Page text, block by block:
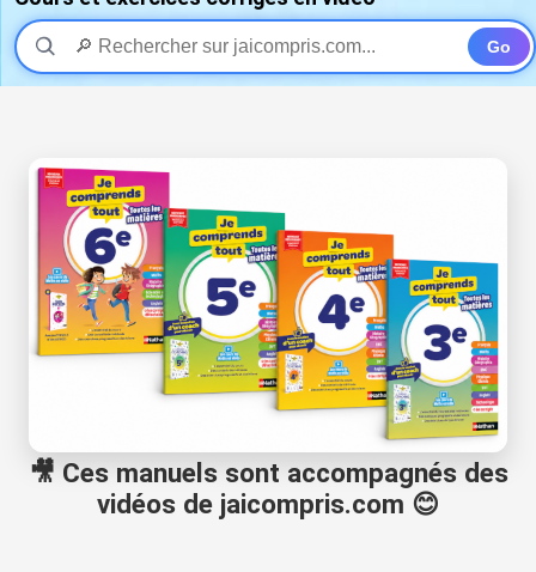
Go
🎥 Ces manuels sont accompagnés des
vidéos de jaicompris.com 😊